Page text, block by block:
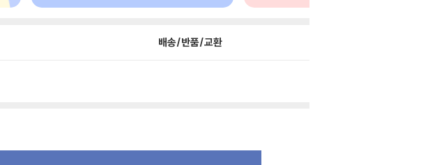
배송/반품/교환